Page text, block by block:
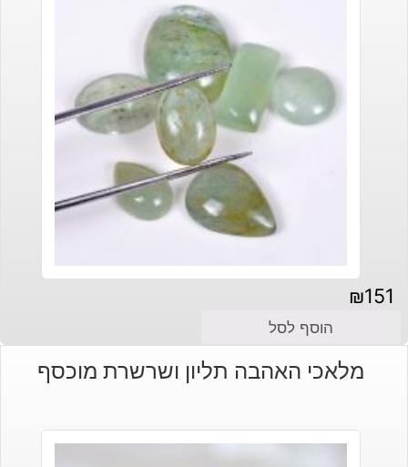
₪151
הוסף לסל
מלאכי האהבה תליון ושרשרת מוכסף